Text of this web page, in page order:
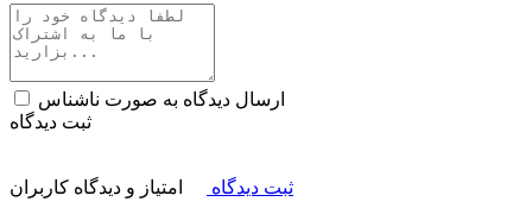
ارسال دیدگاه به صورت ناشناس
ثبت دیدگاه
ثبت دیدگاه امتیاز و دیدگاه کاربران